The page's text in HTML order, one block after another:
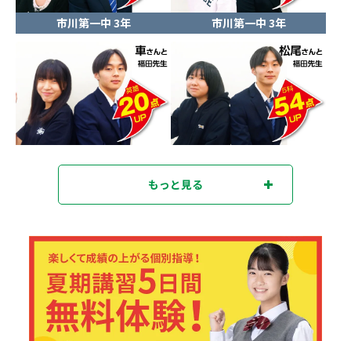
市川第一中 3年 市川第一中 3年
もっと見る